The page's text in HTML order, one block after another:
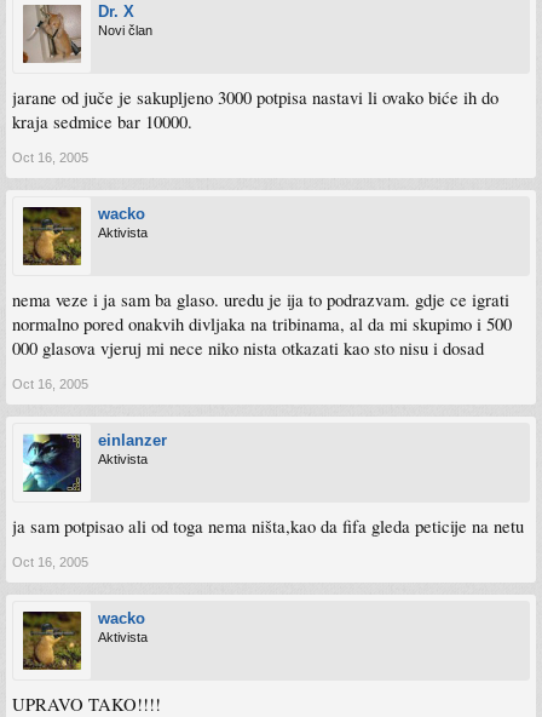
Dr. X
Novi član
jarane od juče je sakupljeno 3000 potpisa nastavi li ovako biće ih do
kraja sedmice bar 10000.
Oct 16, 2005
wacko
Aktivista
nema veze i ja sam ba glaso. uredu je ija to podrazvam. gdje ce igrati
normalno pored onakvih divljaka na tribinama, al da mi skupimo i 500
000 glasova vjeruj mi nece niko nista otkazati kao sto nisu i dosad
Oct 16, 2005
einlanzer
Aktivista
ja sam potpisao ali od toga nema ništa,kao da fifa gleda peticije na netu
Oct 16, 2005
wacko
Aktivista
UPRAVO TAKO!!!!